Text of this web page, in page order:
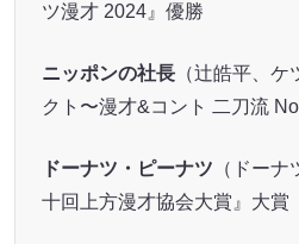
ツ漫才 2024』優勝
ニッポンの社長（辻皓平、ケ
クト〜漫才&コント 二刀流
ドーナツ・ピーナツ （ドー
十回上方漫才協会大賞』大賞